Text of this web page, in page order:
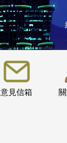
意見信箱
:::